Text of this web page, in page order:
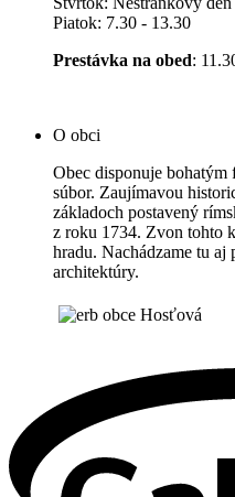
Piatok: 7.30 - 13.30
Prestávka na obed:
O obci
Obec disponuje
súbor. Zaujímavou
základoch postavený
z roku 1734. Zvon tohto
hradu. Nachádzame tu
architektúry.